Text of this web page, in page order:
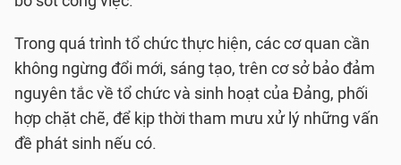
Trong quá trình tổ chức thực hiện, các cơ quan cần
không ngừng đổi mới, sáng tạo, trên cơ sở bảo đảm
nguyên tắc về tổ chức và sinh hoạt của Đảng, phối
hợp chặt chẽ, để kịp thời tham mưu xử lý những vấn
đề phát sinh nếu có.